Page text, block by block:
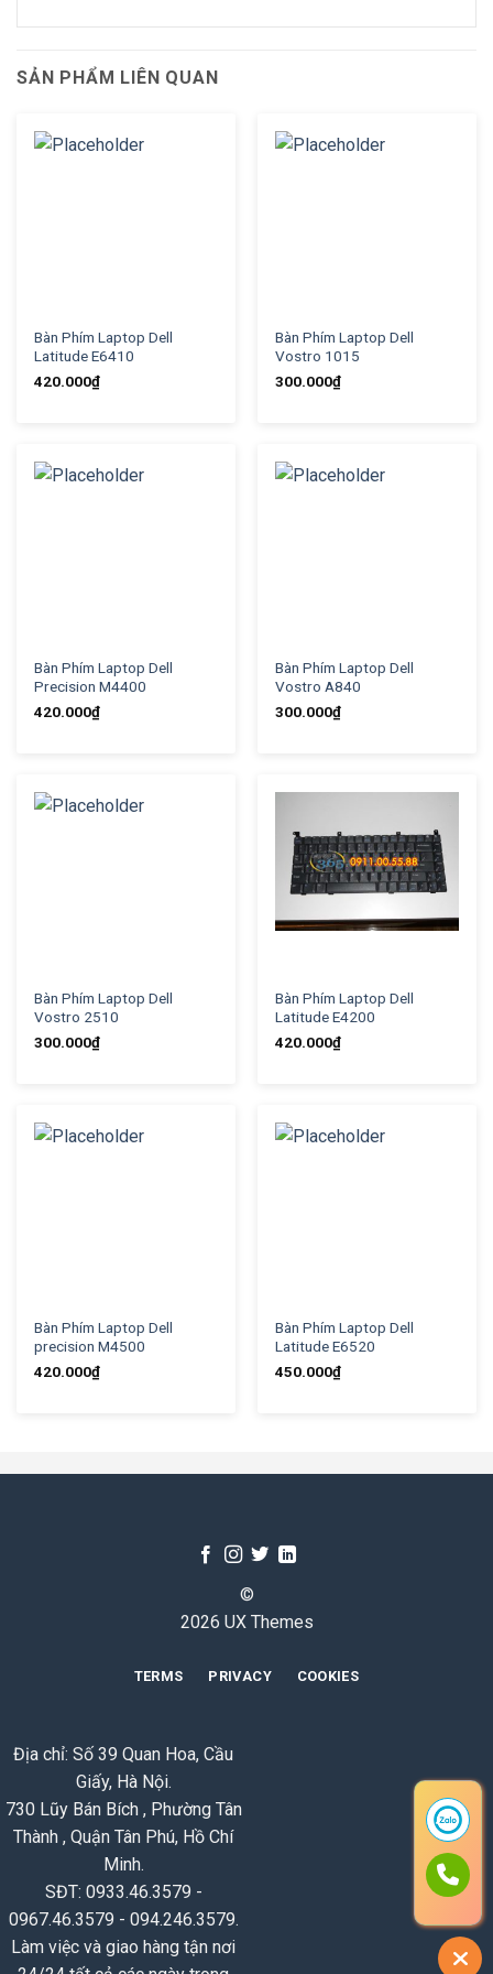
SẢN PHẨM LIÊN QUAN
Bàn Phím Laptop Dell
Latitude E6410
420.000₫
Bàn Phím Laptop Dell
Vostro 1015
300.000₫
Bàn Phím Laptop Dell
Precision M4400
420.000₫
Bàn Phím Laptop Dell
Vostro A840
300.000₫
Bàn Phím Laptop Dell
Vostro 2510
300.000₫
Bàn Phím Laptop Dell
Latitude E4200
420.000₫
Bàn Phím Laptop Dell
precision M4500
420.000₫
Bàn Phím Laptop Dell
Latitude E6520
450.000₫
©
2026 UX Themes
TERMS PRIVACY COOKIES
Địa chỉ: Số 39 Quan Hoa, Cầu
Giấy, Hà Nội.
730 Lũy Bán Bích , Phường Tân
Thành , Quận Tân Phú, Hồ Chí
Minh.
SĐT: 0933.46.3579 -
0967.46.3579 - 094.246.3579.
Làm việc và giao hàng tận nơi